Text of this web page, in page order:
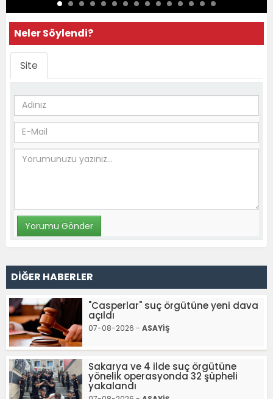
Neler Söylendi?
Site
DİĞER HABERLER
"Casperlar" suç örgütüne yeni dava
açıldı
07-08-2026 - ASAYİŞ
Sakarya ve 4 ilde suç örgütüne
yönelik operasyonda 32 şüpheli
yakalandı